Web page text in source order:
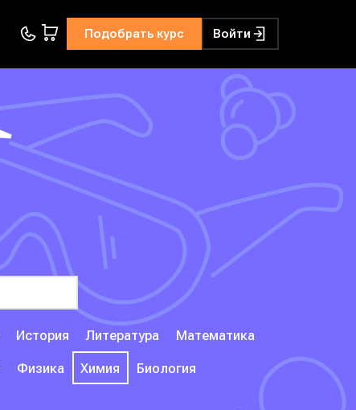
Подобрать курс Войти
История Литература Математика
Физика Химия Биология